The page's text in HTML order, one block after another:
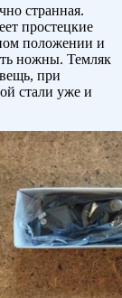
странная.
простецкие
положении и
ножны. Темляк
при
стали уже и